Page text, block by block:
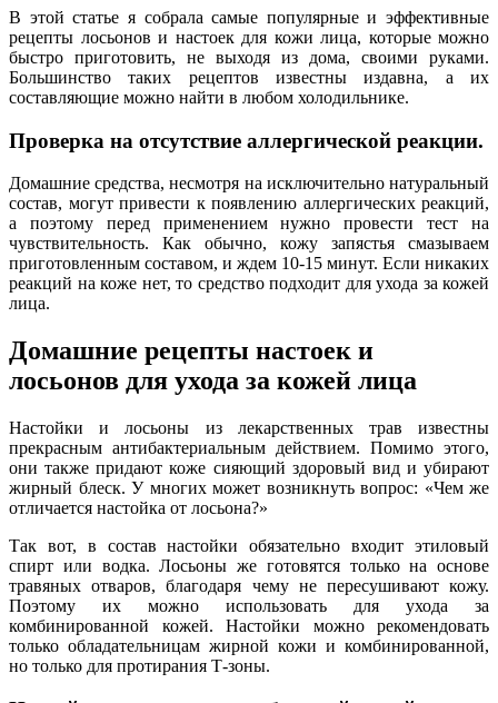
В этой статье я собрала самые популярные и эффективные
рецепты лосьонов и настоек для кожи лица, которые можно
быстро приготовить, не выходя из дома, своими руками.
Большинство таких рецептов известны издавна, а их
составляющие можно найти в любом холодильнике.
Проверка на отсутствие аллергической реакции.
Домашние средства, несмотря на исключительно натуральный
состав, могут привести к появлению аллергических реакций,
а поэтому перед применением нужно провести тест на
чувствительность. Как обычно, кожу запястья смазываем
приготовленным составом, и ждем 10-15 минут. Если никаких
реакций на коже нет, то средство подходит для ухода за кожей
лица.
Домашние рецепты настоек и
лосьонов для ухода за кожей лица
Настойки и лосьоны из лекарственных трав известны
прекрасным антибактериальным действием. Помимо этого,
они также придают коже сияющий здоровый вид и убирают
жирный блеск. У многих может возникнуть вопрос: «Чем же
отличается настойка от лосьона?»
Так вот, в состав настойки обязательно входит этиловый
спирт или водка. Лосьоны же готовятся только на основе
травяных отваров, благодаря чему не пересушивают кожу.
Поэтому их можно использовать для ухода за
комбинированной кожей. Настойки можно рекомендовать
только обладательницам жирной кожи и комбинированной,
но только для протирания Т-зоны.